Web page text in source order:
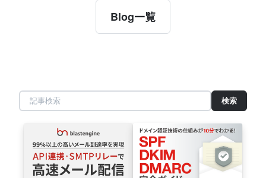
Blog一覧
記
事